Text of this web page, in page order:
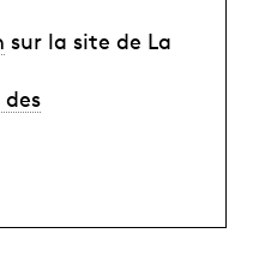
sur la site de La
des